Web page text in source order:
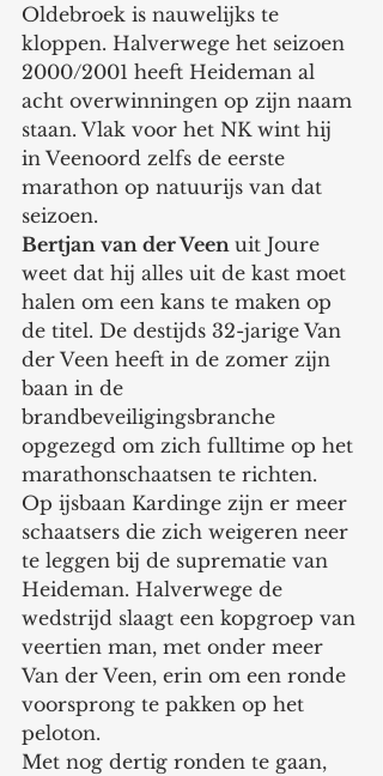
Oldebroek is nauwelijks te
kloppen. Halverwege het seizoen
2000/2001 heeft Heideman al
acht overwinningen op zijn naam
staan. Vlak voor het NK wint hij
in Veenoord zelfs de eerste
marathon op natuurijs van dat
seizoen.
Bertjan van der Veen uit Joure
weet dat hij alles uit de kast moet
halen om een kans te maken op
de titel. De destijds 32-jarige Van
der Veen heeft in de zomer zijn
baan in de
brandbeveiligingsbranche
opgezegd om zich fulltime op het
marathonschaatsen te richten.
Op ijsbaan Kardinge zijn er meer
schaatsers die zich weigeren neer
te leggen bij de suprematie van
Heideman. Halverwege de
wedstrijd slaagt een kopgroep van
veertien man, met onder meer
Van der Veen, erin om een ronde
voorsprong te pakken op het
peloton.
Met nog dertig ronden te gaan,